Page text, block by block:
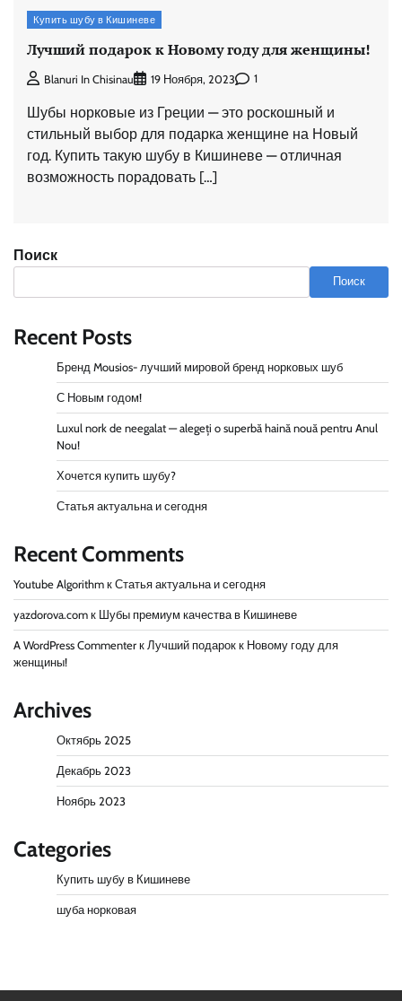
Купить шубу в Кишиневе
Лучший подарок к Новому году для женщины!
Blanuri In Chisinau 19 Ноября, 2023 1
Шубы норковые из Греции — это роскошный и
стильный выбор для подарка женщине на Новый
год. Купить такую шубу в Кишиневе — отличная
возможность порадовать […]
Поиск
Поиск
Recent Posts
Бренд Mousios- лучший мировой бренд норковых шуб
С Новым годом!
Luxul nork de neegalat — alegeți o superbă haină nouă pentru Anul
Nou!
Хочется купить шубу?
Статья актуальна и сегодня
Recent Comments
Youtube Algorithm к Статья актуальна и сегодня
yazdorova.com к Шубы премиум качества в Кишиневе
A WordPress Commenter к Лучший подарок к Новому году для
женщины!
Archives
Октябрь 2025
Декабрь 2023
Ноябрь 2023
Categories
Купить шубу в Кишиневе
шуба норковая